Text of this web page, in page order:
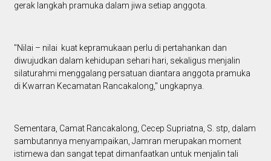
gerak langkah pramuka dalam jiwa setiap anggota.
"Nilai – nilai kuat kepramukaan perlu di pertahankan dan
diwujudkan dalam kehidupan sehari hari, sekaligus menjalin
silaturahmi menggalang persatuan diantara anggota pramuka
di Kwarran Kecamatan Rancakalong," ungkapnya.
Sementara, Camat Rancakalong, Cecep Supriatna, S. stp, dalam
sambutannya menyampaikan, Jamran merupakan moment
istimewa dan sangat tepat dimanfaatkan untuk menjalin tali